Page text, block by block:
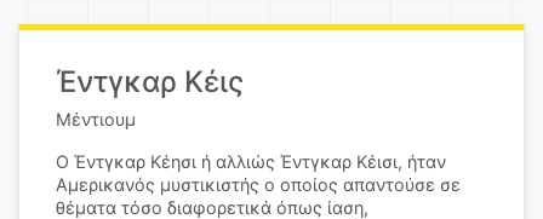
Έντγκαρ Κέις
Μέντιουμ
Ο Έντγκαρ Κέησι ή αλλιώς Έντγκαρ Κέισι, ήταν
Αμερικανός μυστικιστής ο οποίος απαντούσε σε
θέματα τόσο διαφορετικά όπως ίαση,